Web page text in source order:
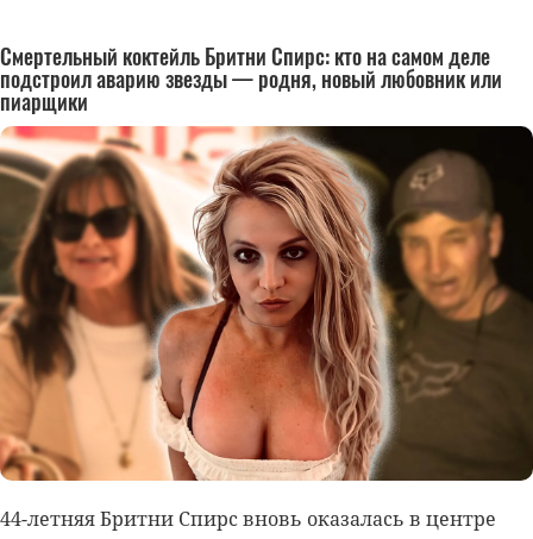
Смертельный коктейль Бритни Спирс: кто на самом деле
подстроил аварию звезды — родня, новый любовник или
пиарщики
44-летняяБритни Спирсвновь оказалась в центре